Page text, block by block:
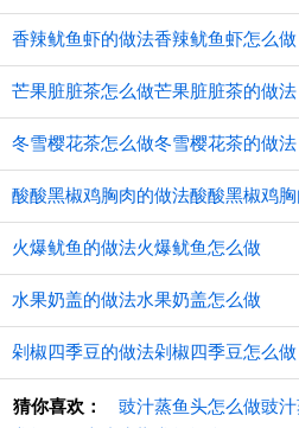
香辣鱿鱼虾的做法香辣鱿鱼虾怎么做
芒果脏脏茶怎么做芒果脏脏茶的做法
冬雪樱花茶怎么做冬雪樱花茶的做法
酸酸黑椒鸡胸肉的做法酸酸黑椒鸡
火爆鱿鱼的做法火爆鱿鱼怎么做
水果奶盖的做法水果奶盖怎么做
剁椒四季豆的做法剁椒四季豆怎么做
猜你喜欢： 豉汁蒸鱼头怎么做豉